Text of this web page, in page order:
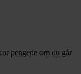
pengene om du går